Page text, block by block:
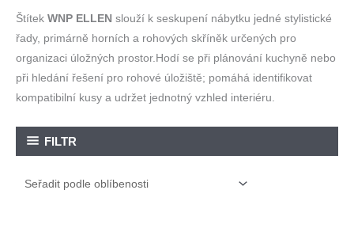
Štítek WNP ELLEN slouží k seskupení nábytku jedné stylistické
řady, primárně horních a rohových skříněk určených pro
organizaci úložných prostor.Hodí se při plánování kuchyně nebo
při hledání řešení pro rohové úložiště; pomáhá identifikovat
kompatibilní kusy a udržet jednotný vzhled interiéru.
FILTR